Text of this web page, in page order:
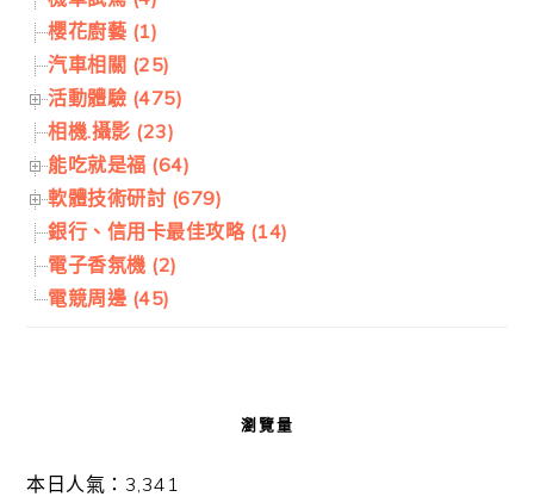
櫻花廚藝 (1)
汽車相關 (25)
活動體驗 (475)
相機.攝影 (23)
能吃就是福 (64)
軟體技術研討 (679)
銀行、信用卡最佳攻略 (14)
電子香氛機 (2)
電競周邊 (45)
瀏覽量
本日人氣：3,341